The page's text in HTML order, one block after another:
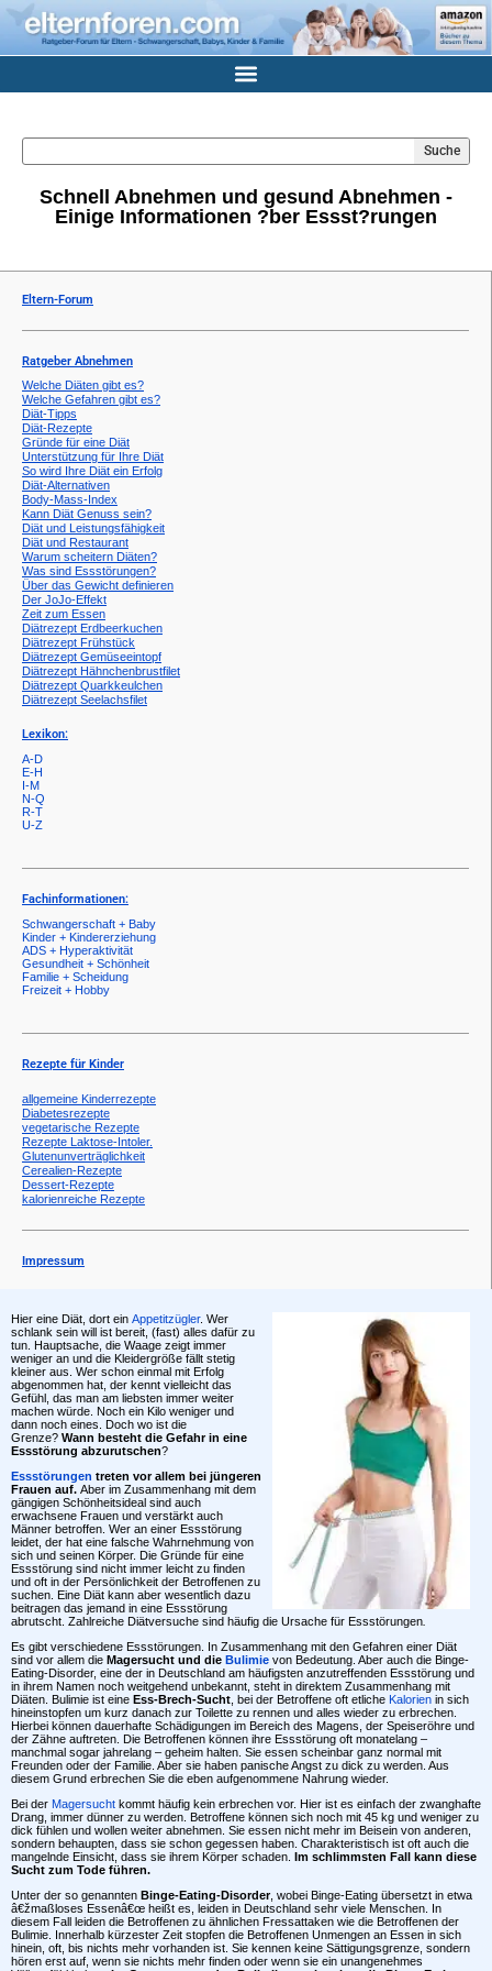
Suche
Schnell Abnehmen und gesund Abnehmen -
Einige Informationen ?ber Essst?rungen
Eltern-Forum
Ratgeber Abnehmen
Welche Diäten gibt es?
Welche Gefahren gibt es?
Diät-Tipps
Diät-Rezepte
Gründe für eine Diät
Unterstützung für Ihre Diät
So wird Ihre Diät ein Erfolg
Diät-Alternativen
Body-Mass-Index
Kann Diät Genuss sein?
Diät und Leistungsfähigkeit
Diät und Restaurant
Warum scheitern Diäten?
Was sind Essstörungen?
Über das Gewicht definieren
Der JoJo-Effekt
Zeit zum Essen
Diätrezept Erdbeerkuchen
Diätrezept Frühstück
Diätrezept Gemüseeintopf
Diätrezept Hähnchenbrustfilet
Diätrezept Quarkkeulchen
Diätrezept Seelachsfilet
Lexikon:
A-D
E-H
I-M
N-Q
R-T
U-Z
Fachinformationen:
Schwangerschaft + Baby
Kinder + Kindererziehung
ADS + Hyperaktivität
Gesundheit + Schönheit
Familie + Scheidung
Freizeit + Hobby
Rezepte für Kinder
allgemeine Kinderrezepte
Diabetesrezepte
vegetarische Rezepte
Rezepte Laktose-Intoler.
Glutenunverträglichkeit
Cerealien-Rezepte
Dessert-Rezepte
kalorienreiche Rezepte
Impressum
Hier eine Diät, dort ein Appetitzügler. Wer
schlank sein will ist bereit, (fast) alles dafür zu
tun. Hauptsache, die Waage zeigt immer
weniger an und die Kleidergröße fällt stetig
kleiner aus. Wer schon einmal mit Erfolg
abgenommen hat, der kennt vielleicht das
Gefühl, das man am liebsten immer weiter
machen würde. Noch ein Kilo weniger und
dann noch eines. Doch wo ist die
Grenze? Wann besteht die Gefahr in eine
Essstörung abzurutschen?
Essstörungen treten vor allem bei jüngeren
Frauen auf. Aber im Zusammenhang mit dem
gängigen Schönheitsideal sind auch
erwachsene Frauen und verstärkt auch
Männer betroffen. Wer an einer Essstörung
leidet, der hat eine falsche Wahrnehmung von
sich und seinen Körper. Die Gründe für eine
Essstörung sind nicht immer leicht zu finden
und oft in der Persönlichkeit der Betroffenen zu
suchen. Eine Diät kann aber wesentlich dazu
beitragen das jemand in eine Essstörung
abrutscht. Zahlreiche Diätversuche sind häufig die Ursache für Essstörungen
Es gibt verschiedene Essstörungen. In Zusammenhang mit den Gefahren einer Diät
sind vor allem die Magersucht und die Bulimie von Bedeutung. Aber auch die Binge-
Eating-Disorder, eine der in Deutschland am häufigsten anzutreffenden Essstörung und
in ihrem Namen noch weitgehend unbekannt, steht in direktem Zusammenhang mit
Diäten. Bulimie ist eine Ess-Brech-Sucht , bei der Betroffene oft etliche Kalorien in sich
hineinstopfen um kurz danach zur Toilette zu rennen und alles wieder zu erbrechen.
Hierbei können dauerhafte Schädigungen im Bereich des Magens, der Speiseröhre und
der Zähne auftreten. Die Betroffenen können ihre Essstörung oft monatelang –
manchmal sogar jahrelang – geheim halten. Sie essen scheinbar ganz normal mit
Freunden oder der Familie. Aber sie haben panische Angst zu dick zu werden. Aus
diesem Grund erbrechen Sie die eben aufgenommene Nahrung wieder.
Bei der Magersucht kommt häufig kein erbrechen vor. Hier ist es einfach der zwanghafte
Drang, immer dünner zu werden. Betroffene können sich noch mit 45 kg und weniger zu
dick fühlen und wollen weiter abnehmen. Sie essen nicht mehr im Beisein von anderen,
sondern behaupten, dass sie schon gegessen haben. Charakteristisch ist oft auch die
mangelnde Einsicht, dass sie ihrem Körper schaden. Im schlimmsten Fall kann diese
Sucht zum Tode führen.
Unter der so genannten Binge-Eating-Disorder, wobei Binge-Eating übersetzt in etwa
â€žmaßloses Essenâ€œ heißt es, leiden in Deutschland sehr viele Menschen. In
diesem Fall leiden die Betroffenen zu ähnlichen Fressattaken wie die Betroffenen der
Bulimie. Innerhalb kürzester Zeit stopfen die Betroffenen Unmengen an Essen in sich
hinein, oft, bis nichts mehr vorhanden ist. Sie kennen keine Sättigungsgrenze, sondern
hören erst auf, wenn sie nichts mehr finden oder wenn sie ein unangenehmes